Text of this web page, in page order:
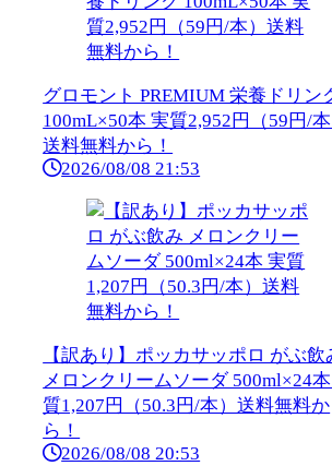
グロモント PREMIUM 栄養ドリン
100mL×50本 実質2,952円（59円/本
送料無料から！
2026/08/08 21:53
【訳あり】ポッカサッポロ がぶ飲
メロンクリームソーダ 500ml×24
質1,207円（50.3円/本）送料無料か
ら！
2026/08/08 20:53